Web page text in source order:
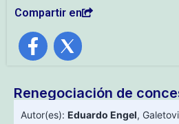
Compartir en
Renegociación de
Autor(es): Eduardo Engel,